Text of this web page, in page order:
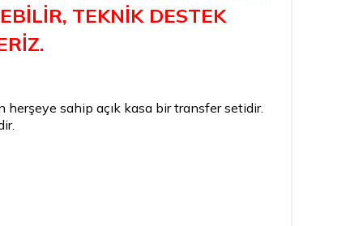
TEKNİK DESTEK
herşeye sahip açık kasa bir transfer setidir.